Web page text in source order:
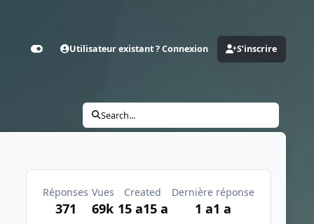
CustomizerUtilisateur existant ? Connexion S’inscrire
Search...
Réponses
371
Vues
69k
Created
15 a15 a
Dernière réponse
1 a1 a